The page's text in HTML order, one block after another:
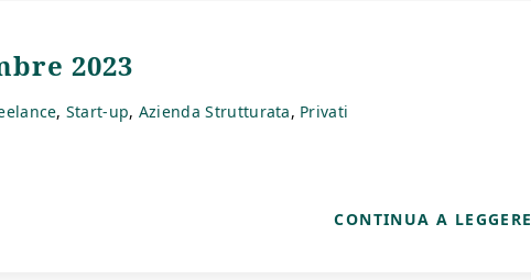
2023
Start-up Azienda Strutturata Privati
CONTINUA A LEGGERE